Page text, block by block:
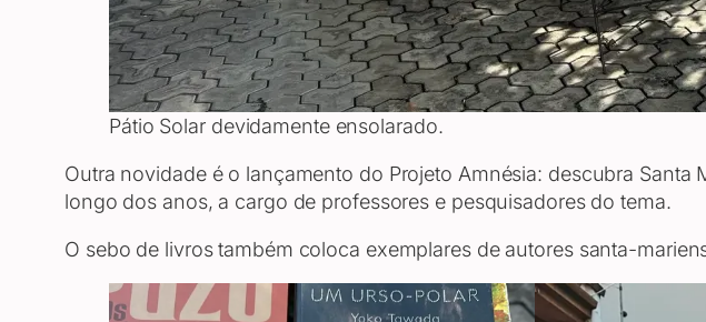
Pátio Solar devidamente ensolarado.
Outra novidade é o lançamento do Projeto Amnésia: descubra
longo dos anos, a cargo de professores e pesquisadores do tema.
O sebo de livros também coloca exemplares de autores santa-